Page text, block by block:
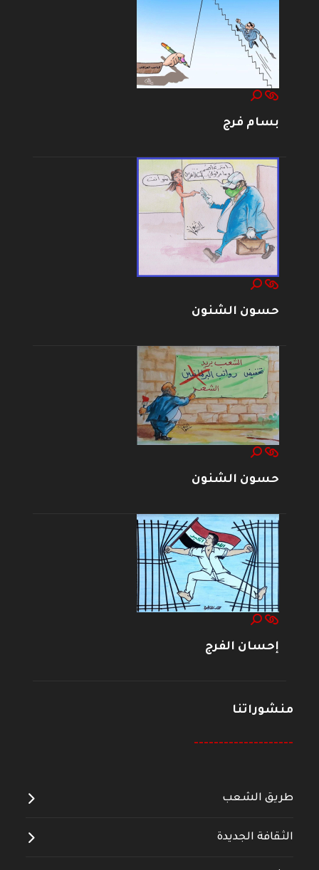
بسام فرج
حسون الشنون
حسون الشنون
إحسان الفرج
منشوراتنا
--------------------
طريق الشعب
الثقافة الجديدة